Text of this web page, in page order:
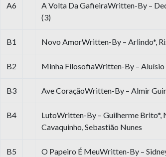
A6
A Volta Da GafieiraWritten-By –
(3)
B1 Novo AmorWritten-By – Arlindo*,
B2 Minha FilosofiaWritten-By –
B3 Ave CoraçãoWritten-By – Almir
B4
LutoWritten-By – Guilherme Brito*,
Cavaquinho, Sebastião Nunes
B5
O Papeiro É MeuWritten-By –